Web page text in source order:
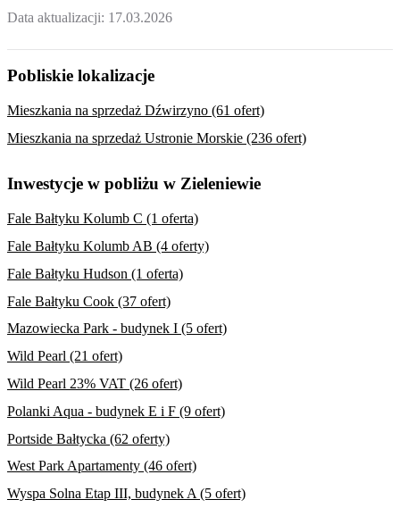
Data aktualizacji: 17.03.2026
Pobliskie lokalizacje
Mieszkania na sprzedaż Dźwirzyno (61 ofert)
Mieszkania na sprzedaż Ustronie Morskie (236 ofert)
Inwestycje w pobliżu w Zieleniewie
Fale Bałtyku Kolumb C (1 oferta)
Fale Bałtyku Kolumb AB (4 oferty)
Fale Bałtyku Hudson (1 oferta)
Fale Bałtyku Cook (37 ofert)
Mazowiecka Park - budynek I (5 ofert)
Wild Pearl (21 ofert)
Wild Pearl 23% VAT (26 ofert)
Polanki Aqua - budynek E i F (9 ofert)
Portside Bałtycka (62 oferty)
West Park Apartamenty (46 ofert)
Wyspa Solna Etap III, budynek A (5 ofert)